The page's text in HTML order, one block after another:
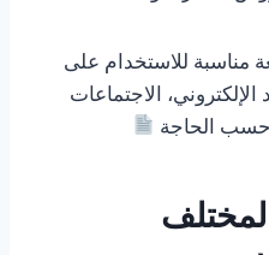
مناسبة للاستخدام على
الاجتماعات